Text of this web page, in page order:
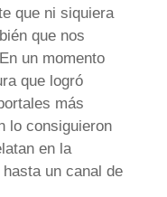
que ni siquiera
que nos
un momento
que logró
más
lo consiguieron
en la
un canal de